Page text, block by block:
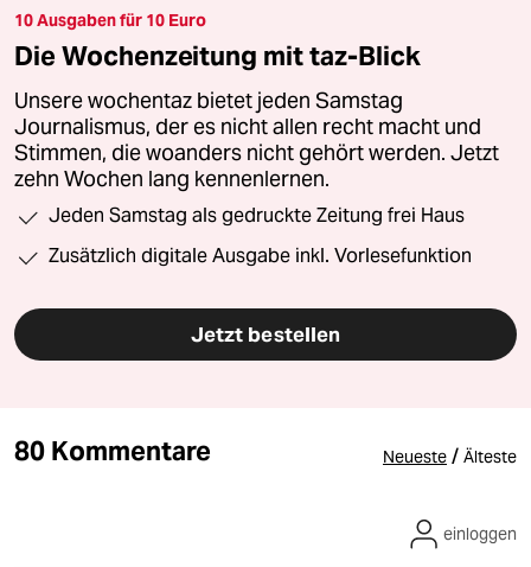
10 Ausgaben für 10 Euro
Die Wochenzeitung mit taz-Blick
Unsere wochentaz bietet jeden Samstag
Journalismus, der es nicht allen recht macht und
Stimmen, die woanders nicht gehört werden. Jetzt
zehn Wochen lang kennenlernen.
Jeden Samstag als gedruckte Zeitung frei Haus
Zusätzlich digitale Ausgabe inkl. Vorlesefunktion
Jetzt bestellen
80 Kommentare Neueste / Älteste
einloggen